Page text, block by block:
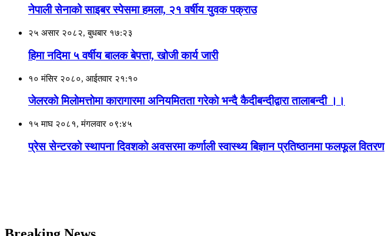
नेपाली सेनाको साइबर स्पेसमा हमला, २१ वर्षीय युवक पक्राउ
२५ असार २०८२, बुधबार १७:२३
हिमा नदिमा ५ वर्षीय बालक बेपत्ता, खोजी कार्य जारी
१० मंसिर २०८०, आईतवार २१:१०
जेलरकाे मिलाेमत्ताेमा कारागारमा अनियमितता गरेकाे भन्दै कैदीबन्दीद्वारा तालाबन्दी ।।
१५ माघ २०८१, मंगलवार ०९:४५
प्रेस सेन्टरकाे स्थापना दिवशकाे अवसरमा कर्णाली स्वास्थ्य बिज्ञान प्रतिष्ठानमा फलफूल वितरण